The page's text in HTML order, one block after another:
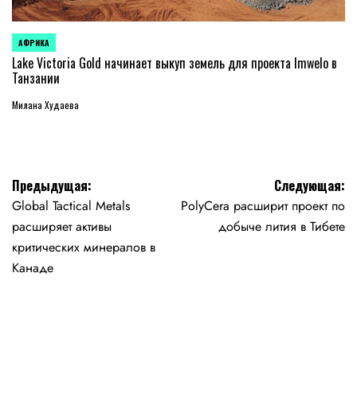
ОПУБЛИКОВАНО
В
АФРИКА
Lake Victoria Gold начинает выкуп земель для проекта Imwelo в
Танзании
Милана Худаева
Навигация
по
записям
Предыдущая:
Global Tactical Metals
расширяет активы
критических минералов в
Канаде
Следующая:
PolyCera расширит проект по
добыче лития в Тибете